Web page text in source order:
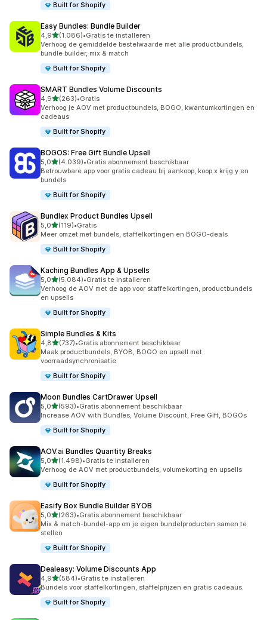
Built for Shopify
Easy Bundles: Bundle Builder
4,9van 5 sterren
(1.086)
1086 recensies in totaal
•Gratis te installeren
Verhoog de gemiddelde bestelwaarde met alle productbundels,
bundle builder, mix & match
Built for Shopify
SMART Bundles Volume Discounts
4,9van 5 sterren
(263)
263 recensies in totaal
•Gratis
Verhoog je AOV met productbundels, BOGO, kwantumkortingen en
cadeaus
Built for Shopify
BOGOS: Free Gift Bundle Upsell
5,0van 5 sterren
(4.039)
4039 recensies in totaal
•Gratis abonnement beschikbaar
Betrouwbare app voor gratis cadeau bij aankoop, koop x krijg y en
bundels
Built for Shopify
Bundlex Product Bundles Upsell
5,0van 5 sterren
(119)
119 recensies in totaal
•Gratis
Meer omzet met bundels, staffelkortingen en BOGO-deals
Built for Shopify
Kaching Bundles App & Upsells
5,0van 5 sterren
(5.084)
5084 recensies in totaal
•Gratis te installeren
Verhoog de AOV met de app voor staffelkortingen, productbundels
en upsells
Built for Shopify
Simple Bundles & Kits
4,8van 5 sterren
(737)
737 recensies in totaal
•Gratis abonnement beschikbaar
Maak productbundels, BYOB, BOGO en upsell met
voorraadsynchronisatie
Built for Shopify
Moon Bundles CartDrawer Upsell
5,0van 5 sterren
(593)
593 recensies in totaal
•Gratis abonnement beschikbaar
Increase AOV with Bundles, Volume Discount, Free Gift, BOGOs
Built for Shopify
AOV.ai Bundles Quantity Breaks
5,0van 5 sterren
(1.498)
1498 recensies in totaal
•Gratis te installeren
Verhoog de AOV met productbundels, volumekorting en upsells
Built for Shopify
Easify Box Bundle Builder BYOB
5,0van 5 sterren
(263)
263 recensies in totaal
•Gratis abonnement beschikbaar
Mix & match-bundel-app om je eigen bundelproducten samen te
stellen
Built for Shopify
Dealeasy: Volume Discounts App
4,9van 5 sterren
(584)
584 recensies in totaal
•Gratis te installeren
Bundels voor staffelkortingen, staffelprijzen en gratis cadeaus.
Built for Shopify